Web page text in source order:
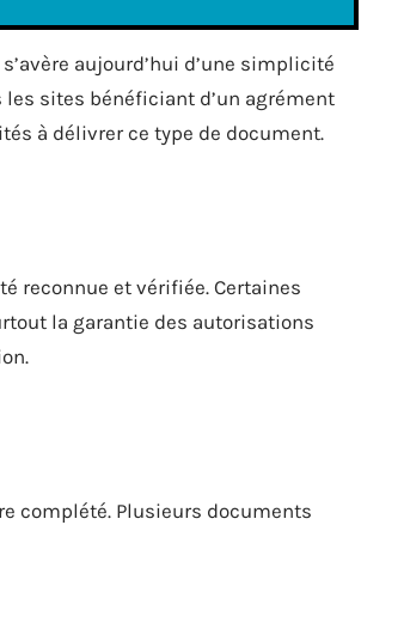
aujourd’hui d’une simplicité
sites bénéficiant d’un agrément
à délivrer ce type de document.
reconnue et vérifiée. Certaines
la garantie des autorisations
complété. Plusieurs documents